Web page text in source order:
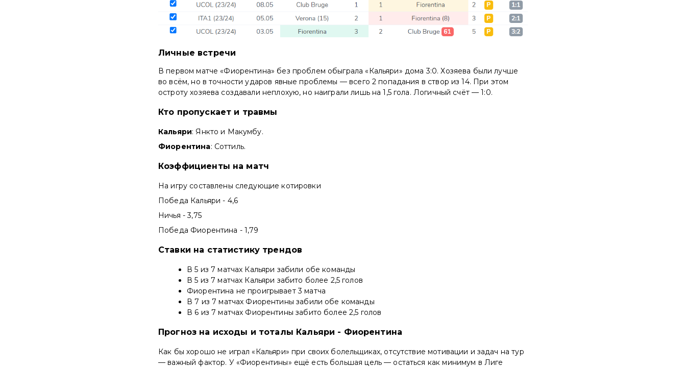
Личные встречи
В первом матче «Фиорентина» без проблем обыграла «Кальяри» дома 3:0. Хозяева были лучше
во всём, но в точности ударов явные проблемы — всего 2 попадания в створ из 14. При этом
остроту хозяева создавали неплохую, но наиграли лишь на 1,5 гола. Логичный счёт — 1:0.
Кто пропускает и травмы
Кальяри: Янкто и Макумбу.
Фиорентина: Соттиль.
Коэффициенты на матч
На игру составлены следующие котировки
Победа Кальяри - 4,6
Ничья - 3,75
Победа Фиорентина - 1,79
Ставки на статистику трендов
В 5 из 7 матчах Кальяри забили обе команды
В 5 из 7 матчах Кальяри забито более 2,5 голов
Фиорентина не проигрывает 3 матча
В 7 из 7 матчах Фиорентины забили обе команды
В 6 из 7 матчах Фиорентины забито более 2,5 голов
Прогноз на исходы и тоталы Кальяри - Фиорентина
Как бы хорошо не играл «Кальяри» при своих болельщиках, отсутствие мотивации и задач на тур
— важный фактор. У «Фиорентины» ещё есть большая цель — остаться как минимум в Лиге